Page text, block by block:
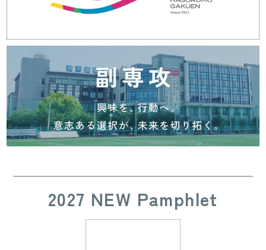
2027 NEW Pamphlet